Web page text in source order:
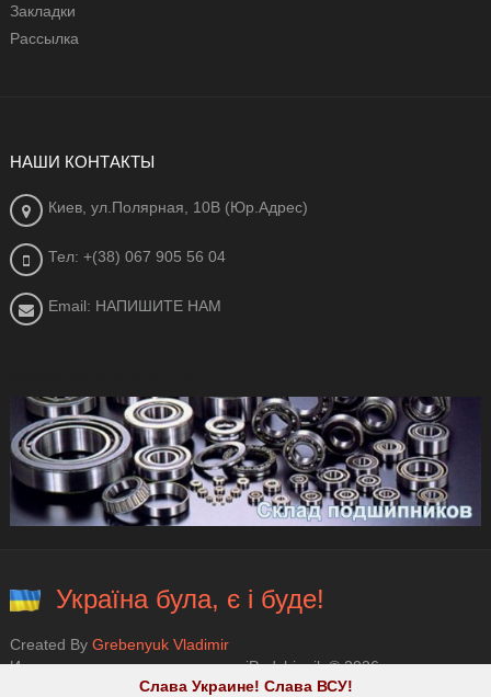
Закладки
Рассылка
НАШИ КОНТАКТЫ
Киев, ул.Полярная, 10В (Юр.Адрес)
Тел: +(38) 067 905 56 04
Email: НАПИШИТЕ НАМ
Україна була, є і буде!
Created By Grebenyuk Vladimir
Интернет магазин подшипников iPodshipnik © 2026.
Слава Украине! Слава ВСУ!